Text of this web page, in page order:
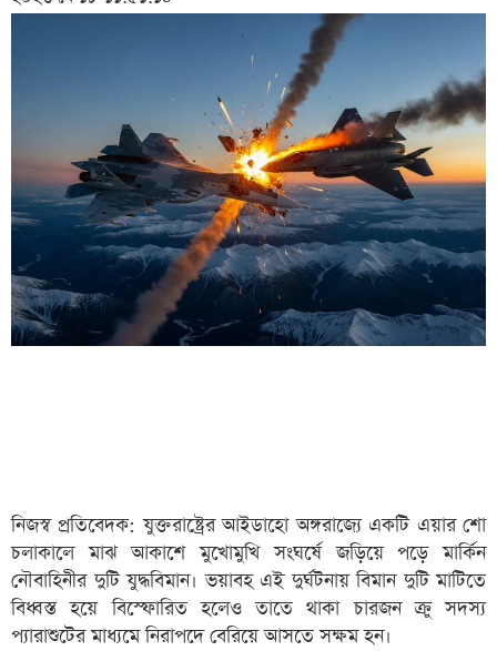
নিজস্ব প্রতিবেদক: যুক্তরাষ্ট্রের আইডাহো অঙ্গরাজ্যে একটি এয়ার শো
চলাকালে মাঝ আকাশে মুখোমুখি সংঘর্ষে জড়িয়ে পড়ে মার্কিন
নৌবাহিনীর দুটি যুদ্ধবিমান। ভয়াবহ এই দুর্ঘটনায় বিমান দুটি মাটিতে
বিধ্বস্ত হয়ে বিস্ফোরিত হলেও তাতে থাকা চারজন ক্রু সদস্য
প্যারাশুটের মাধ্যমে নিরাপদে বেরিয়ে আসতে সক্ষম হন।